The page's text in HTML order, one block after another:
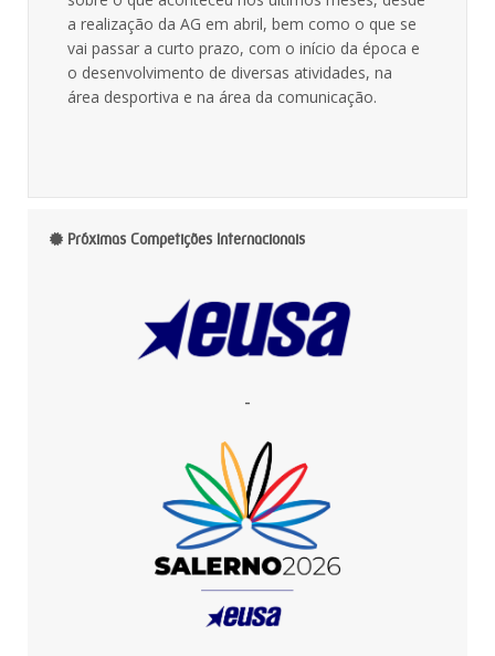
a realização da AG em abril, bem como o que se
vai passar a curto prazo, com o início da época e
o desenvolvimento de diversas atividades, na
área desportiva e na área da comunicação.
Próximas Competições Internacionais
-